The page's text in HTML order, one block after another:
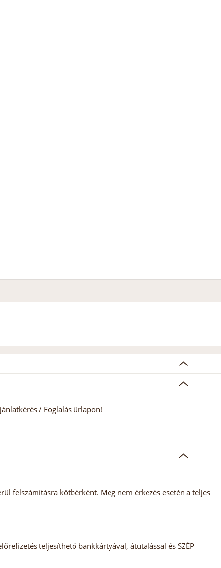
/ Foglalás űrlapon!
felszámításra kötbérként. Meg nem érkezés esetén a teljes
teljesíthető bankkártyával, átutalással és SZÉP